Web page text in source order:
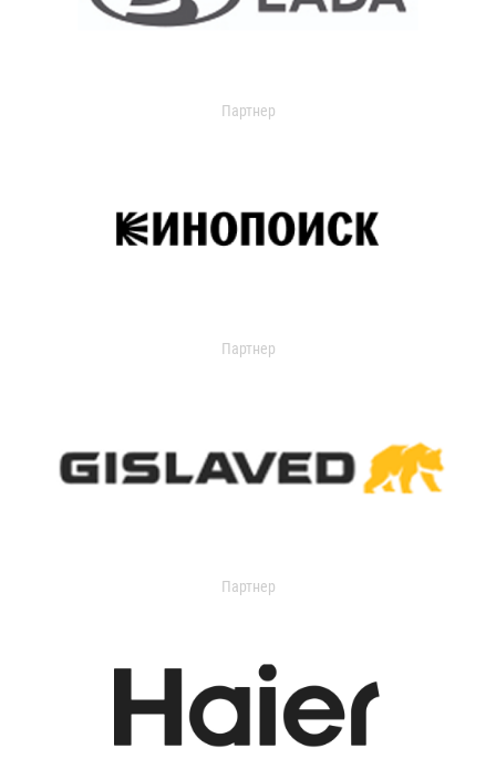
Партнер
Партнер
Партнер